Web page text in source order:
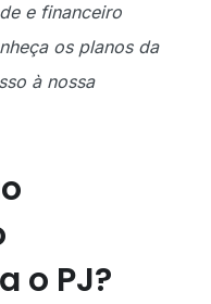
e financeiro
os planos da
à nossa
o PJ?